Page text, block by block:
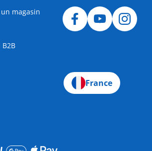
magasin
B2B
France